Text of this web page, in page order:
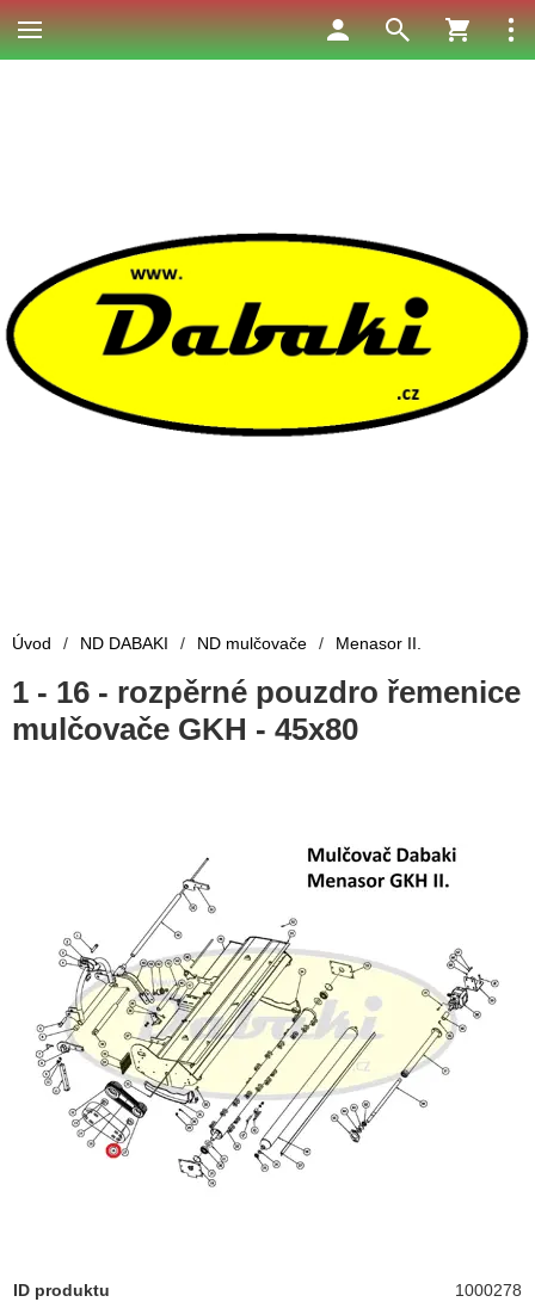
Úvod / ND DABAKI / ND mulčovače / Menasor II.
1 - 16 - rozpěrné pouzdro řemenice
mulčovače GKH - 45x80
ID produktu 1000278